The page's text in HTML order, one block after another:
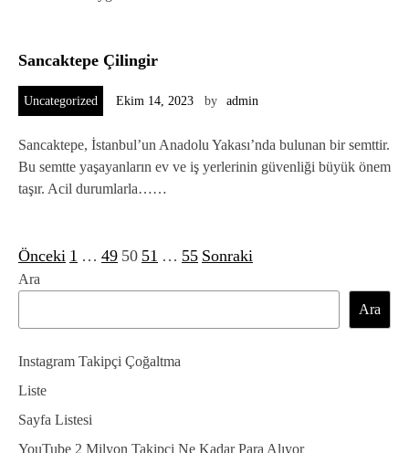
Sancaktepe Çilingir
Uncategorized Ekim 14, 2023 by admin
Sancaktepe, İstanbul’un Anadolu Yakası’nda bulunan bir semttir.
Bu semtte yaşayanların ev ve iş yerlerinin güvenliği büyük önem
taşır. Acil durumlarla……
Y
a
z
ı
s
a
Önceki 1 … 49 50 51 … 55 Sonraki
Ara
Ara
Instagram Takipçi Çoğaltma
Liste
Sayfa Listesi
YouTube 2 Milyon Takipçi Ne Kadar Para Alıyor